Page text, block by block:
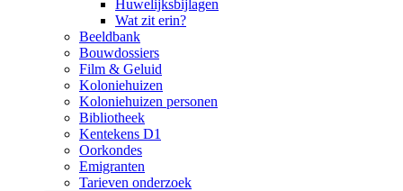
Huwelijksbijlagen
Wat zit erin?
Beeldbank
Bouwdossiers
Film & Geluid
Koloniehuizen
Koloniehuizen personen
Bibliotheek
Kentekens D1
Oorkondes
Emigranten
Tarieven onderzoek